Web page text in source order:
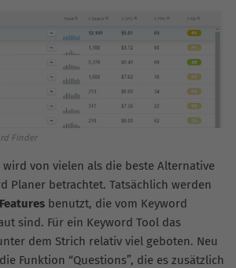
Finder
wird von vielen als die beste Alternative
Planer betrachtet. Tatsächlich werden
benutzt, die vom Keyword
sind. Für ein Keyword Tool das
dem Strich relativ viel geboten. Neu
Funktion “Questions”, die es zusätzlich